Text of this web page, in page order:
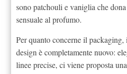
sono patchouli e vaniglia che
sensuale al profumo.
Per quanto concerne il packaging,
design è completamente nuovo:
linee precise, ci viene proposta